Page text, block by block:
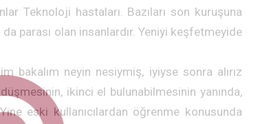
Teknoloji hastaları. Bazıları son kuruşuna
parası olan insanlardır. Yeniyi keşfetmeyide
bakalım neyin nesiymiş, iyiyse sonra alırız
ikinci el bulunabilmesinin yanında,
eski kullanıcılardan öğrenme konusunda